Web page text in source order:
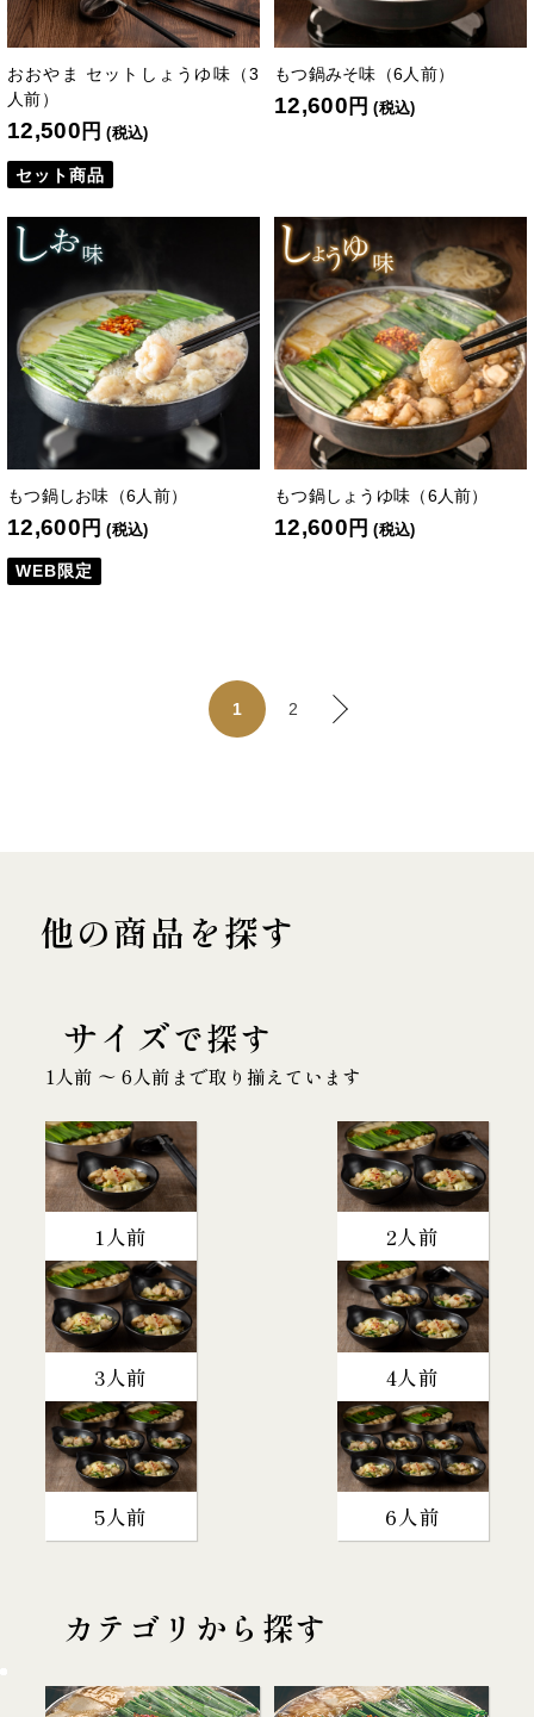
おおやま セットしょうゆ味（3
人前）
12,500 円 (税込)
セット商品
もつ鍋みそ味（6人前）
12,600 円 (税込)
もつ鍋しお味（6人前）
12,600 円 (税込)
WEB限定
もつ鍋しょうゆ味（6人前）
12,600 円 (税込)
1 2
他の商品を探す
サイズで探す
1人前 〜 6人前まで取り揃えています
1人前 2人前
3人前 4人前
5人前 6人前
カテゴリから探す